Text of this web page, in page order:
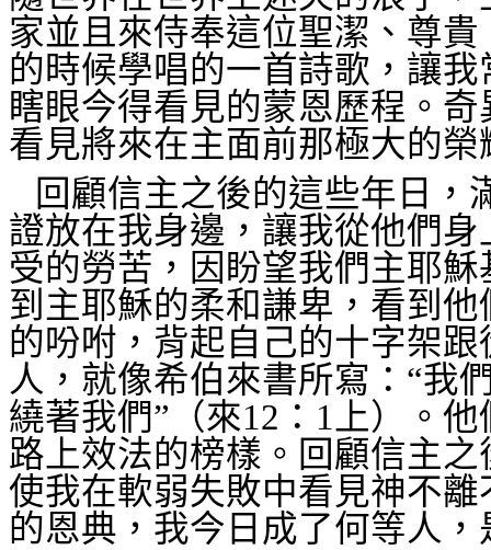
家並且來侍奉這位聖潔、尊
的時候學唱的一首詩歌，讓
瞎眼今得看見的蒙恩歷程。
看見將來在主面前那極大的榮
回顧信主之後的這些年日
證放在我身邊，讓我從他們
受的勞苦，因盼望我們主耶
到主耶穌的柔和謙卑，看到
的吩咐，背起自己的十字架
人，就像希伯來書所寫：“我
繞著我們”（來12 ： 1 上）。
路上效法的榜樣。回顧信主
使我在軟弱失敗中看見神不
的恩典，我今日成了何等人